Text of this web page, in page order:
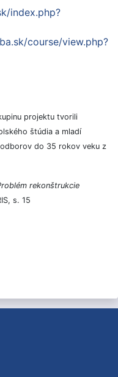
index.php?
course/view.php?
projektu tvorili
štúdia a mladí
do 35 rokov veku z
rekonštrukcie
s. 15